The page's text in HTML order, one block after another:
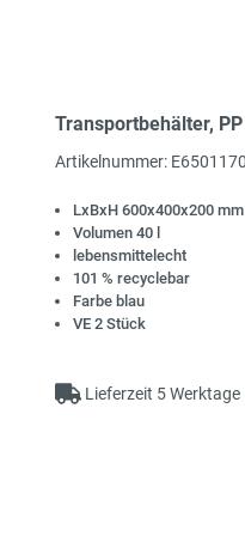
Transportbehälter, PP
Artikelnummer:
LxBxH 600x400x200 mm
Volumen 40 l
lebensmittelecht
101 % recyclebar
Farbe blau
VE 2 Stück
Lieferzeit 5 Werktage